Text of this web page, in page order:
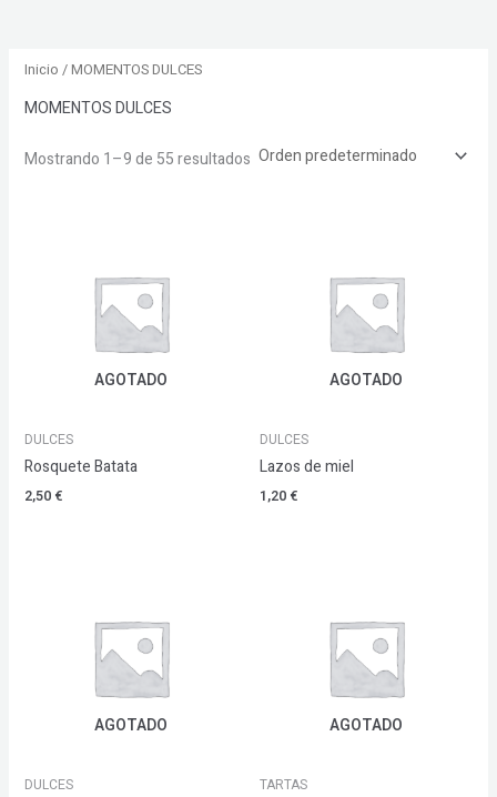
Inicio / MOMENTOS DULCES
MOMENTOS DULCES
Mostrando 1–9 de 55 resultados
AGOTADO
DULCES
Rosquete Batata
2,50 €
AGOTADO
DULCES
Lazos de miel
1,20 €
AGOTADO
DULCES
AGOTADO
TARTAS